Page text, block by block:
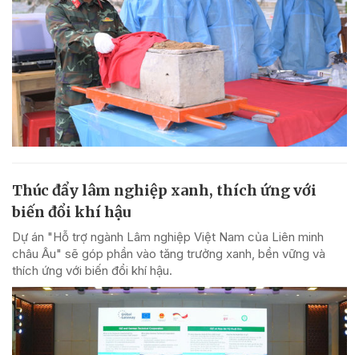
Thúc đẩy lâm nghiệp xanh, thích ứng với
biến đổi khí hậu
Dự án "Hỗ trợ ngành Lâm nghiệp Việt Nam của Liên minh
châu Âu" sẽ góp phần vào tăng trưởng xanh, bền vững và
thích ứng với biến đổi khí hậu.